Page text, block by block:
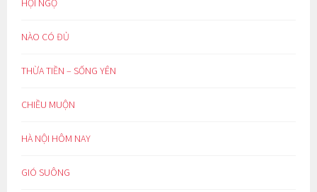
HỘI NGỘ
NÀO CÓ ĐỦ
THỪA TIỀN – SỐNG YÊN
CHIỀU MUỘN
HÀ NỘI HÔM NAY
GIÓ SUÔNG